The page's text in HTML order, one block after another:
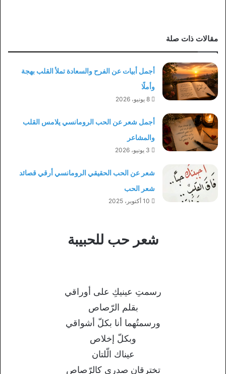
مقالات ذات صلة
أجمل أبيات عن الفرح والسعادة تملأ القلب بهجة
وأملًا
8 يونيو، 2026
أجمل شعر عن الحب الرومانسي يلامس القلب
والمشاعر
3 يونيو، 2026
شعر عن الحب الحقيقي الرومانسي أرقي قصائد
شعر الحب
10 أكتوبر، 2025
شعر حب للحبيبة
رسمتِ عينيكِ على أوراقي
بقلم الرّصاص
ورسمتُهما أنا بكلّ أشواقي
وبكلّ إخلاص
عيناك الّلتان
تخترقان صدري كالرّصاص